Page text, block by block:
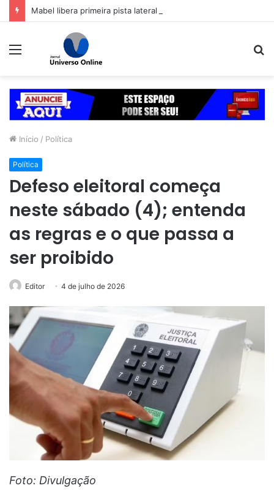
Menu
Início / Política
Política
Defeso eleitoral começa
neste sábado (4); entenda
as regras e o que passa a
ser proibido
Editor 4 de julho de 2026
Foto: Divulgação